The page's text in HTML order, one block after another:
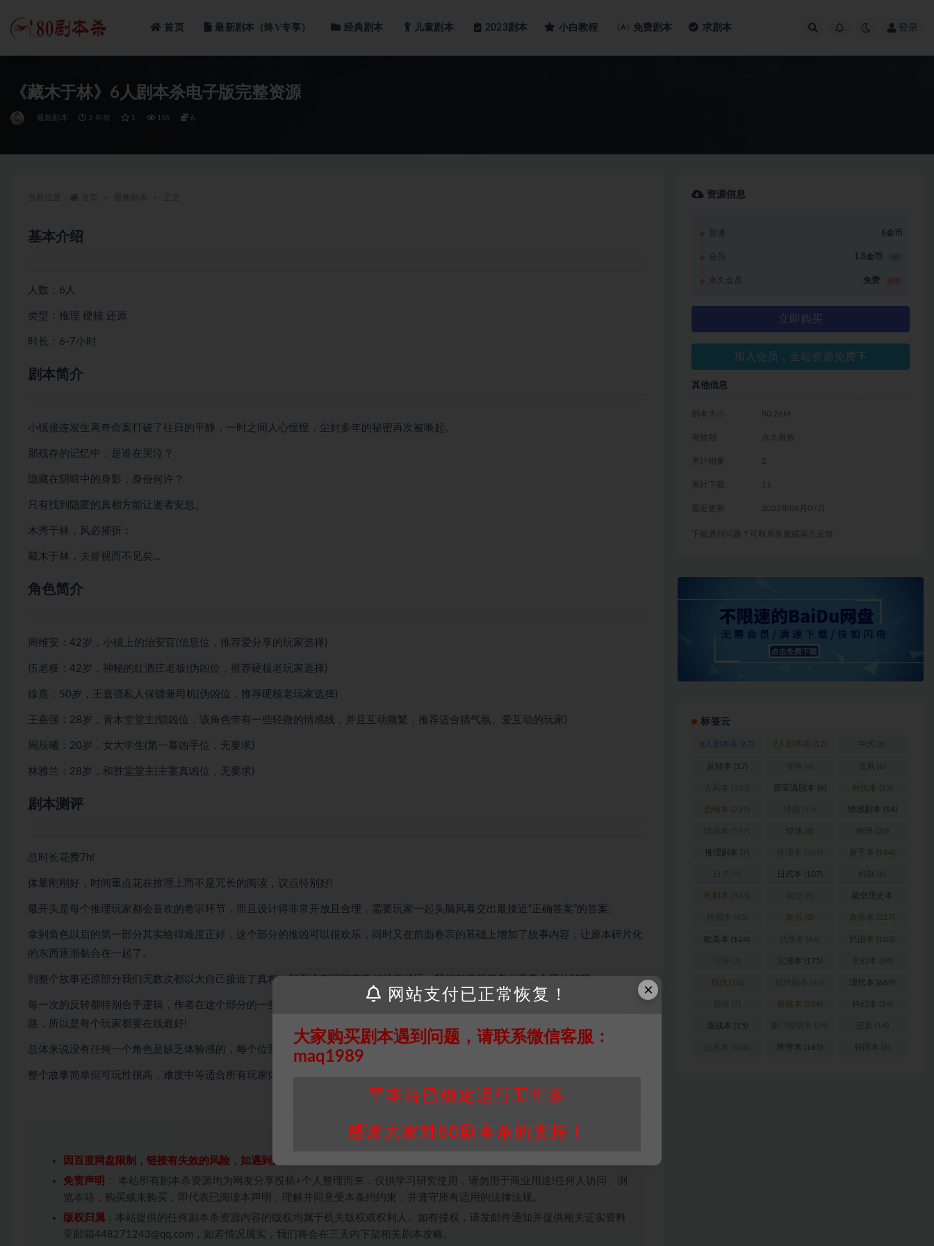
首页 最新剧本（终V专享） 经典剧本 儿童剧本 2023剧本 小白教程 免费剧本 求剧本 登录
《藏木于林》6人剧本杀电子版完整资源
最新剧本 3 年前 1 155 6
基本介绍
人数：6人
类型：推理 硬核 还原
时长：6-7小时
剧本简介
小镇接连发生离奇命案打破了往日的平静，一时之间人心惶惶，尘封多年的秘密再次被唤起。
那残存的记忆中，是谁在哭泣？
隐藏在阴暗中的身影，身份何许？
只有找到隐匿的真相方能让逝者安息。
木秀于林，风必摧折；
藏木于林，夫皆视而不见矣…
角色简介
周维安：42岁，小镇上的治安官(信息位，推荐爱分享的玩家选择)
伍老板：42岁，神秘的红酒庄老板(伪凶位，推荐硬核老玩家选择)
徐熹：50岁，王嘉强私人保镖兼司机(伪凶位，推荐硬核老玩家选择)
王嘉强：28岁，青木堂堂主(锁凶位，该角色带有一些轻微的情感线，并且互动频繁，推荐适合搞气氛、爱互动的玩家)
周辰曦：20岁，女大学生(第一幕凶手位，无要求)
林雅兰：28岁，和胜堂堂主(主案真凶位，无要求)
剧本测评
总时长花费7h!
体量刚刚好，时间重点花在推理上而不是冗长的阅读，议点特别好!
最开头是每个推理玩家都会喜欢的卷宗环节，而且设计得非常开放且合理，需要玩家一起头脑风暴交出最接近“正确答案”的答案。
拿到角色以后的第一部分其实给得难度正好，这个部分的推凶可以很欢乐，同时又在前面卷宗的基础上增加了故事内容，让原本碎片化
的东西逐渐黏合在一起了。
到整个故事还原部分我们无数次都以大自己接近了真相，然而也有可能离真相越来越远，我们却仍然能盘出非常合理的解释。
每一次的反转都特别合乎逻辑，作者在这个部分的一些小细节描写得特别好，不要错过本内任何一个点，不然可能会带着整车走向不归
路，所以是每个玩家都要在线最好!
总体来说没有任何一个角色是缺乏体验感的，每个位置都很c！大家都有很多细节的点设计在本内。
整个故事简单但可玩性很高，难度中等适合所有玩家体验，相信大家只要愿意去推都能够获得很不错的游戏！
因百度网盘限制，链接有失效的风险，如遇到无效链接请联系客服补发！！！网盘不限速下载神器→
免责声明 ： 本站所有剧本杀资源均为网友分享投稿+个人整理而来，仅供学习研究使用，请勿用于商业用途!任何人访问、浏
览本站，购买或未购买，即代表已阅读本声明，理解并同意受本条约约束，并遵守所有适用的法律法规。
版权归属 ：本站提供的任何剧本杀资源内容的版权均属于机关版权或权利人。如有侵权，请发邮件通知并提供相关证实资料
至邮箱448271243@qq.com，如若情况属实，我们将会在三天内下架相关剧本攻略。
资源信息
普通 6金币
会员 1.8金币 3折
永久会员 免费
立即购买
加入会员，全站资源免费下
其他信息
剧本大小 80.26M
有效期 永久有效
累计销量 2
累计下载 11
最近更新 2023年06月07日
下载遇到问题？可联系客服或留言反馈
标签云
6人剧本杀 (67) 7人剧本杀 (17) 中式 (6)
反转本 (17) 古风 (6)
密室逃脱本 (6) 对抗本 (33)
恐怖本 (221) 情感剧本 (14)
惊悚 (8) 推理 (30)
推理剧本 (7) 新手本 (164)
日式本 (107) 机制 (6)
机制本 (313) 架空历史本
(102)
欢乐 (8) 欢乐本 (317)
欧美本 (124) 民国本 (103)
沉浸本 (175) 玄幻本 (44)
现代 (16) 现代本 (689)
硬核本 (286) 科幻本 (34)
谍战本 (15) 还原 (14)
阵营本 (165) 韩国本 (6)
×
网站支付已正常恢复！
大家购买剧本遇到问题，请联系微信客服：
maq1989
平本台已稳定运行五年多
感谢大家对80剧本杀的支持！